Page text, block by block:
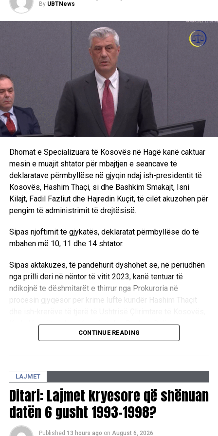
By UBTNews
Dhomat e Specializuara të Kosovës në Hagë kanë caktuar
mesin e muajit shtator për mbajtjen e seancave të
deklaratave përmbyllëse në gjyqin ndaj ish-presidentit të
Kosovës, Hashim Thaçi, si dhe Bashkim Smakajt, Isni
Kilajt, Fadil Fazliut dhe Hajredin Kuçit, të cilët akuzohen për
pengim të administrimit të drejtësisë.
Sipas njoftimit të gjykatës, deklaratat përmbyllëse do të
mbahen më 10, 11 dhe 14 shtator.
Sipas aktakuzës, të pandehurit dyshohet se, në periudhën
nga prilli deri në nëntor të vitit 2023, kanë tentuar të
ndikojnë te dëshmitarët e thirrur nga Prokuroria në
procesin gjyqësor për krime lufte kundër Hashim Thaçit
Kadri Veselit, Jakup Krasniqit dhe Rexhep Selimit.
personave zyrtarë në kryerjen e detyrave zyrtare, si dhe
mosbindje ndaj gjykatës.
Ndërkaq, ndaj Bashkim Smakajt, Isni Kilajt dhe Fadil Fazliut
është ngritur nga një akuzë për tentim të pengimit të
personave zyrtarë në kryerjen e detyrave zyrtare dhe nga
CONTINUE READING
LAJMET
Ditari: Lajmet kryesore që shënuan
datën 6 gusht 1993-1998?
Published 13 hours ago on August 6, 2026